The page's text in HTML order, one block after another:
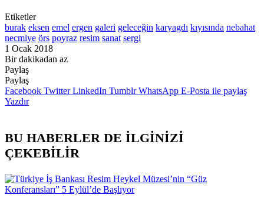
Etiketler
burak eksen emel ergen galeri geleceğin karyagdı kıyısında nebahat
necmiye örs poyraz resim sanat sergi
1 Ocak 2018
Bir dakikadan az
Paylaş
Facebook
Twitter
LinkedIn
Pinterest
Messenger
Messenger
WhatsApp
Telegram
E-
Posta
ile
Yazdır
Paylaş
Facebook Twitter LinkedIn Tumblr WhatsApp E-Posta ile paylaş
Yazdır
BU HABERLER DE İLGİNİZİ
ÇEKEBİLİR